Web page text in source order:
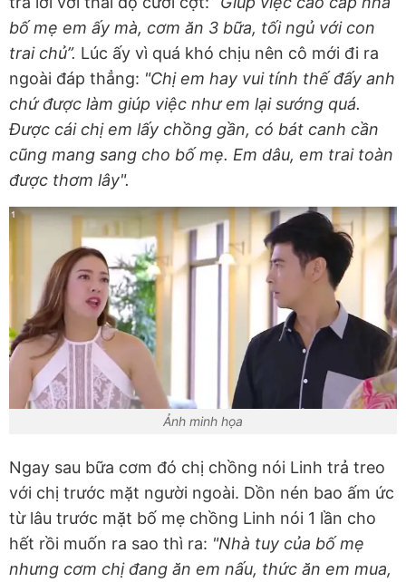
bố mẹ em ấy mà, cơm ăn 3 bữa, tối ngủ với con
trai chủ”. Lúc ấy vì quá khó chịu nên cô mới đi ra
ngoài đáp thẳng: "Chị em hay vui tính thế đấy anh
chứ được làm giúp việc như em lại sướng quá.
Được cái chị em lấy chồng gần, có bát canh cần
cũng mang sang cho bố mẹ. Em dâu, em trai toàn
được thơm lây".
Ảnh minh họa
Ngay sau bữa cơm đó chị chồng nói Linh trả treo
với chị trước mặt người ngoài. Dồn nén bao ấm ức
từ lâu trước mặt bố mẹ chồng Linh nói 1 lần cho
hết rồi muốn ra sao thì ra: "Nhà tuy của bố mẹ
nhưng cơm chị đang ăn em nấu, thức ăn em mua,